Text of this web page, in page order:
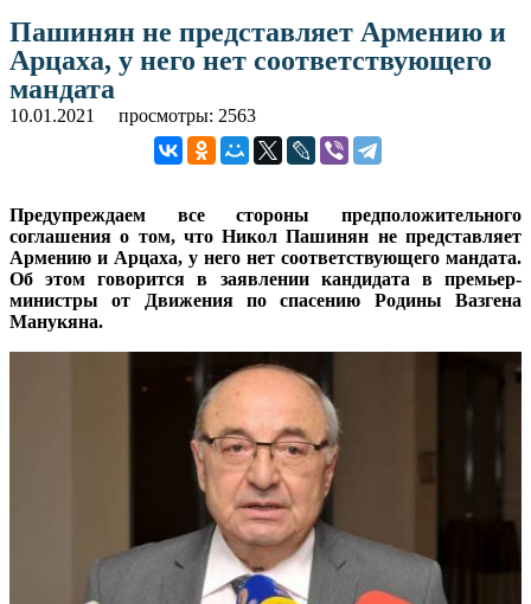
Пашинян не представляет Армению и
Арцаха, у него нет соответствующего
мандата
10.01.2021 просмотры: 2563
Предупреждаем все стороны предположительного
соглашения о том, что Никол Пашинян не представляет
Армению и Арцаха, у него нет соответствующего мандата.
Об этом говорится в заявлении кандидата в премьер-
министры от Движения по спасению Родины Вазгена
Манукяна.